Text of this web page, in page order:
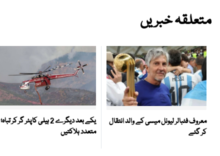
متعلقہ خبریں
معروف فٹبالر لیونل میسی کے والد انتقال
کر گئے
یکے بعد دیگرے 2 ہیلی کاپٹر گر کر تباہ؛
متعدد ہلاکتیں